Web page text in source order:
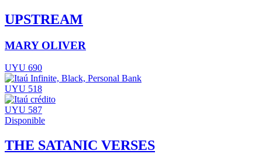
UPSTREAM
MARY OLIVER
UYU 690
UYU 518
UYU 587
Disponible
THE SATANIC VERSES